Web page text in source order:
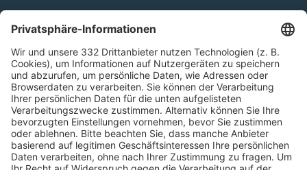
Kontakt
HÄUFIG BESUCHTE SEITEN
Pässe und Vereinswechsel
Trainerausbildung
Schulungsangebot Vereinsmitarbeiter
BFV-Geschäftsstellen
Trainerbörse